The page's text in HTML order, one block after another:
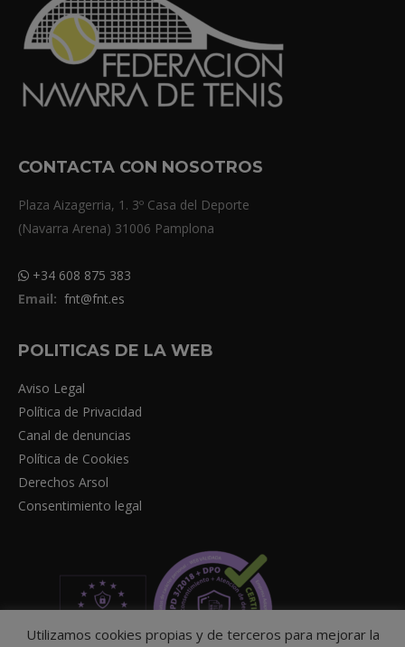
CONTACTA CON NOSOTROS
Plaza Aizagerria, 1. 3º Casa del Deporte
(Navarra Arena) 31006 Pamplona
+34 608 875 383
Email: fnt@fnt.es
POLITICAS DE LA WEB
Aviso Legal
Política de Privacidad
Canal de denuncias
Política de Cookies
Derechos Arsol
Consentimiento legal
Utilizamos cookies propias y de terceros para mejorar la